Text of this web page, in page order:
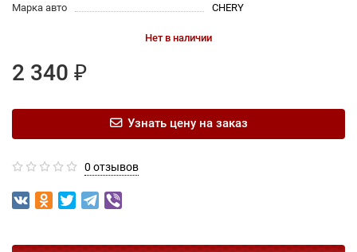
Марка авто CHERY
Нет в наличии
2 340 ₽
Узнать цену на заказ
0 отзывов